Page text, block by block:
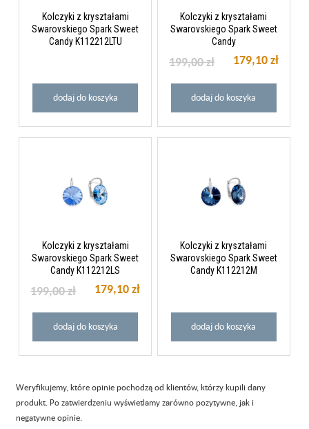
Kolczyki z kryształami
Swarovskiego Spark Sweet
Candy K112212LTU
dodaj do koszyka
Kolczyki z kryształami
Swarovskiego Spark Sweet
Candy
179,10 zł
199,00 zł
dodaj do koszyka
Kolczyki z kryształami
Swarovskiego Spark Sweet
Candy K112212LS
179,10 zł
199,00 zł
dodaj do koszyka
Kolczyki z kryształami
Swarovskiego Spark Sweet
Candy K112212M
dodaj do koszyka
Weryfikujemy, które opinie pochodzą od klientów, którzy kupili dany
produkt. Po zatwierdzeniu wyświetlamy zarówno pozytywne, jak i
negatywne opinie.